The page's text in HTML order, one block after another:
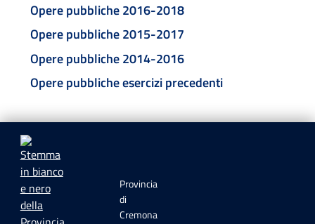
Opere pubbliche 2016-2018
Opere pubbliche 2015-2017
Opere pubbliche 2014-2016
Opere pubbliche esercizi precedenti
Provincia
di
Cremona